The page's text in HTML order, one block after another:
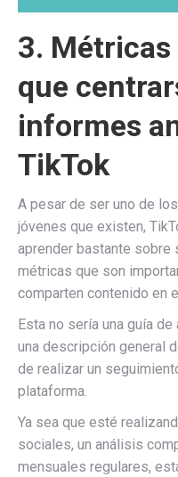
3. Métricas
que
informes
TikTok
A pesar de ser uno de
jóvenes que existen,
aprender bastante sobre
métricas que son
comparten contenido en
Esta no sería una guía
una descripción general
de realizar un
plataforma.
Ya sea que esté
sociales, un análisis
mensuales regulares,